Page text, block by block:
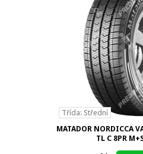
Třída: Střední
MATADOR NORDICCA
TL C 8PR